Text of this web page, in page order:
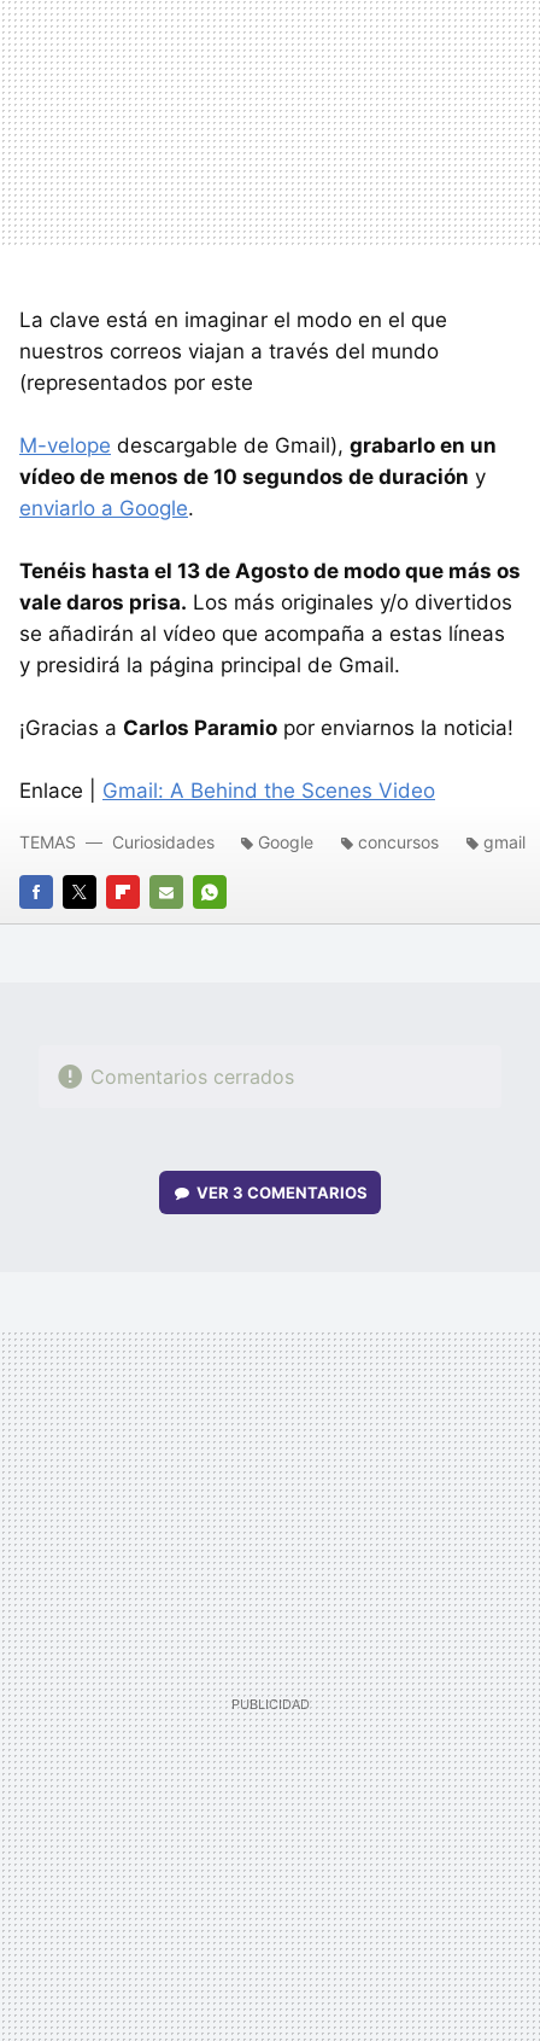
La clave está en imaginar el modo en el que
nuestros correos viajan a través del mundo
(representados por este
M-velope descargable de Gmail), grabarlo en un
vídeo de menos de 10 segundos de duración y
enviarlo a Google.
Tenéis hasta el 13 de Agosto de modo que más os
vale daros prisa. Los más originales y/o divertidos
se añadirán al vídeo que acompaña a estas líneas
y presidirá la página principal de Gmail.
¡Gracias a Carlos Paramio por enviarnos la noticia!
Enlace | Gmail: A Behind the Scenes Video
FACEBOOK
TWITTERFLIPBOARD
E-
WHATSAPP
TEMAS Curiosidades Google concursos gmail
Comentarios cerrados
VER 3 COMENTARIOS